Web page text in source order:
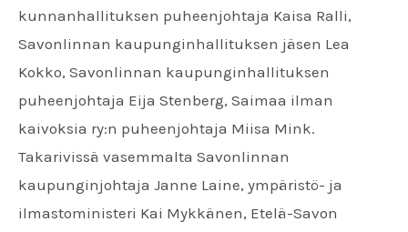
kunnanhallituksen puheenjohtaja Kaisa Ralli,
Savonlinnan kaupunginhallituksen jäsen Lea
Kokko, Savonlinnan kaupunginhallituksen
puheenjohtaja Eija Stenberg, Saimaa ilman
kaivoksia ry:n puheenjohtaja Miisa Mink.
Takarivissä vasemmalta Savonlinnan
kaupunginjohtaja Janne Laine, ympäristö- ja
ilmastoministeri Kai Mykkänen, Etelä-Savon